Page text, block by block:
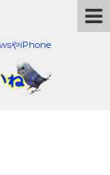
やiPhone